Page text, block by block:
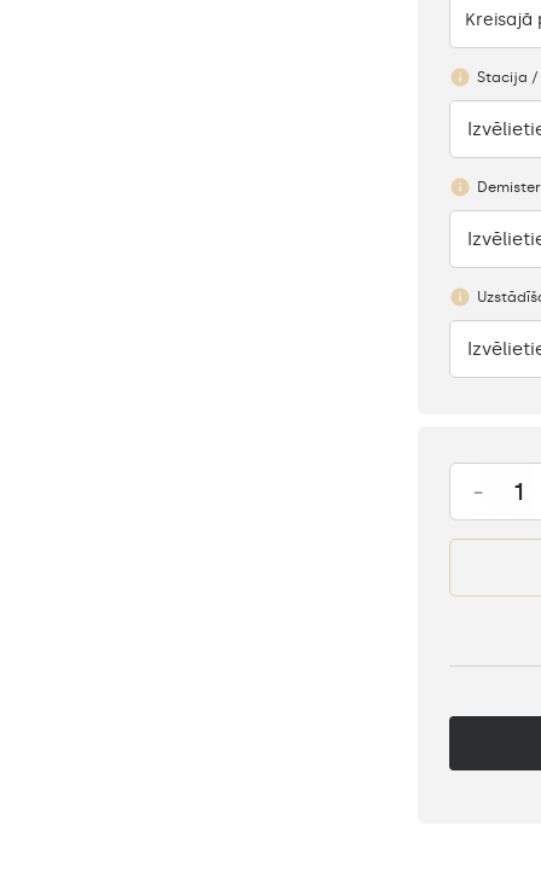
Kreisajā
Stacija /
Nav
Demister
Nav
Nav
-